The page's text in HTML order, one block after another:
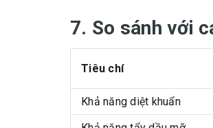
7. So sánh với
Tiêu chí
Khả năng diệt khuẩn